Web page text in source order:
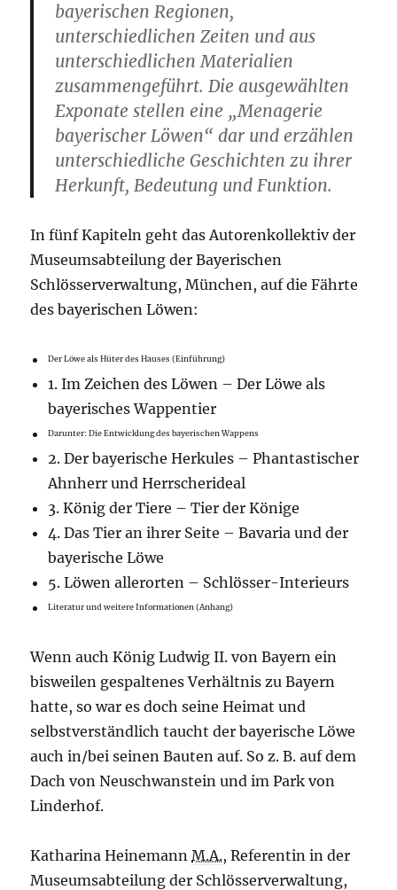
bayerischen Regionen,
unterschiedlichen Zeiten und aus
unterschiedlichen Materialien
zusammengeführt. Die ausgewählten
Exponate stellen eine „Menagerie
bayerischer Löwen“ dar und erzählen
unterschiedliche Geschichten zu ihrer
Herkunft, Bedeutung und Funktion.
In fünf Kapiteln geht das Autorenkollektiv der
Museumsabteilung der Bayerischen
Schlösserverwaltung, München, auf die Fährte
des bayerischen Löwen:
Der Löwe als Hüter des Hauses (Einführung)
1. Im Zeichen des Löwen – Der Löwe als
bayerisches Wappentier
Darunter: Die Entwicklung des bayerischen Wappens
2. Der bayerische Herkules – Phantastischer
Ahnherr und Herrscherideal
3. König der Tiere – Tier der Könige
4. Das Tier an ihrer Seite – Bavaria und der
bayerische Löwe
5. Löwen allerorten – Schlösser-Interieurs
Literatur und weitere Informationen (Anhang)
Wenn auch König Ludwig II. von Bayern ein
bisweilen gespaltenes Verhältnis zu Bayern
hatte, so war es doch seine Heimat und
selbstverständlich taucht der bayerische Löwe
auch in/bei seinen Bauten auf. So z. B. auf dem
Dach von Neuschwanstein und im Park von
Linderhof.
Katharina HeinemannM.A., Referentin in der
Museumsabteilung der Schlösserverwaltung,